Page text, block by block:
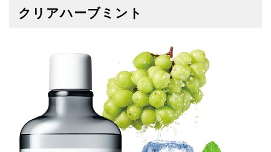
クリアハーブミント